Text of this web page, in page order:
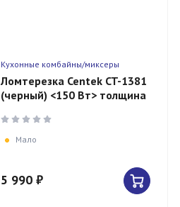
Кухонные комбайны/миксеры
Ломтерезка Centek CT-1381
(черный) <150 Вт> толщина
каретка, спец. держатель
Мало
5 990 ₽